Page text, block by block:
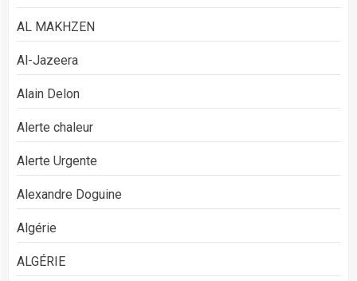
AL MAKHZEN
Al-Jazeera
Alain Delon
Alerte chaleur
Alerte Urgente
Alexandre Doguine
Algérie
ALGÉRIE